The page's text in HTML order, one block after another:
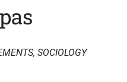
, SOCIOLOGY